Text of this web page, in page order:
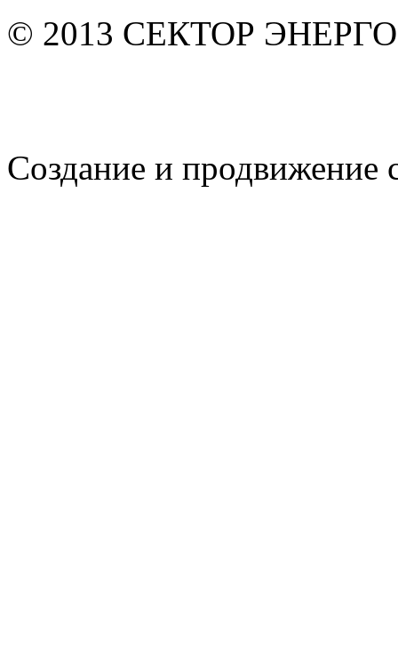
© 2013 СЕКТОР ЭНЕРГО.
Создание и продвижение